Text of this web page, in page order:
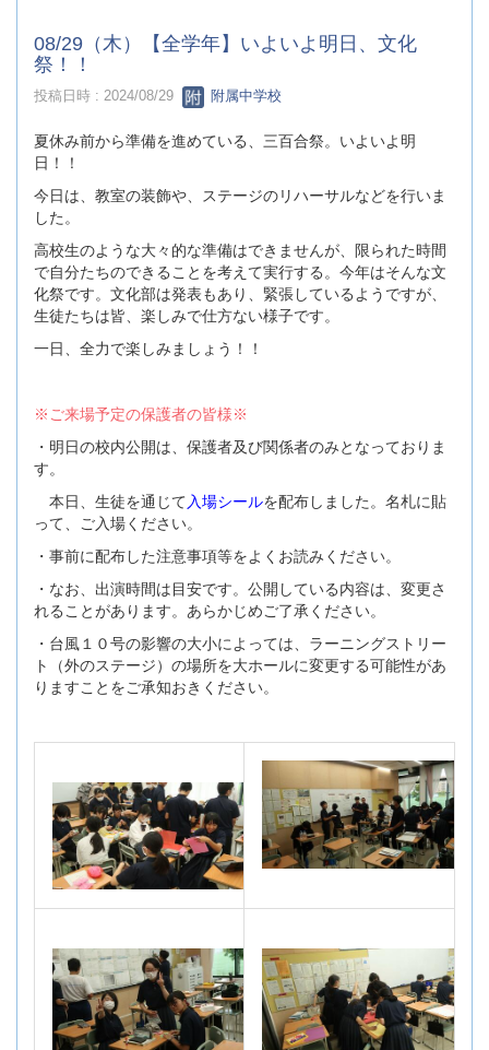
08/29（木）【全学年】いよいよ明日、文化
祭！！
投稿日時 : 2024/08/29 附属中学校
夏休み前から準備を進めている、三百合祭。いよいよ明
日！！
今日は、教室の装飾や、ステージのリハーサルなどを行いま
した。
高校生のような大々的な準備はできませんが、限られた時間
で自分たちのできることを考えて実行する。今年はそんな文
化祭です。文化部は発表もあり、緊張しているようですが、
生徒たちは皆、楽しみで仕方ない様子です。
一日、全力で楽しみましょう！！
※ご来場予定の保護者の皆様※
・明日の校内公開は、保護者及び関係者のみとなっておりま
す。
本日、生徒を通じて 入場シールを配布しました。名札に貼
って、ご入場ください。
・事前に配布した注意事項等をよくお読みください。
・なお、出演時間は目安です。公開している内容は、変更さ
れることがあります。あらかじめご了承ください。
・台風１０号の影響の大小によっては、ラーニングストリー
ト（外のステージ）の場所を大ホールに変更する可能性があ
りますことをご承知おきください。